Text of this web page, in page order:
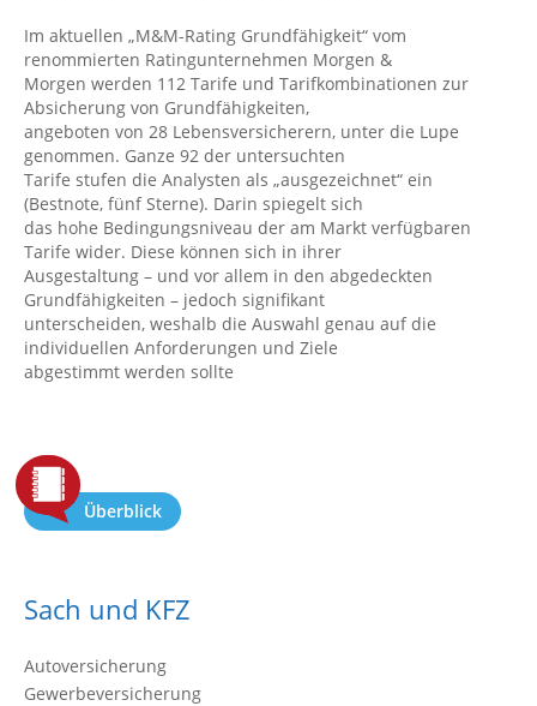
Im aktuellen „M&M-Rating Grundfähigkeit“ vom
renommierten Ratingunternehmen Morgen &
Morgen werden 112 Tarife und Tarifkombinationen zur
Absicherung von Grundfähigkeiten,
angeboten von 28 Lebensversicherern, unter die Lupe
genommen. Ganze 92 der untersuchten
Tarife stufen die Analysten als „ausgezeichnet“ ein
(Bestnote, fünf Sterne). Darin spiegelt sich
das hohe Bedingungsniveau der am Markt verfügbaren
Tarife wider. Diese können sich in ihrer
Ausgestaltung – und vor allem in den abgedeckten
Grundfähigkeiten – jedoch signifikant
unterscheiden, weshalb die Auswahl genau auf die
individuellen Anforderungen und Ziele
abgestimmt werden sollte
Überblick
Sach und KFZ
Autoversicherung
Gewerbeversicherung